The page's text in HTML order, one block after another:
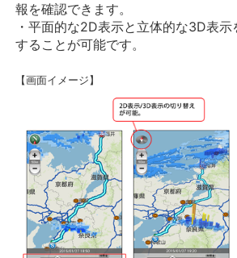
報を確認できます。
・平面的な2D表示と立体的な3D表
することが可能です。
【画面イメージ】